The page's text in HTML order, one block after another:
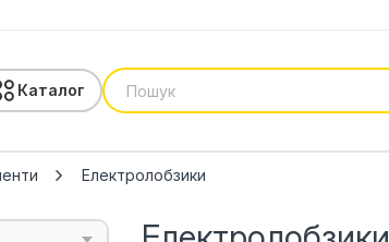
Каталог
Електролобзики